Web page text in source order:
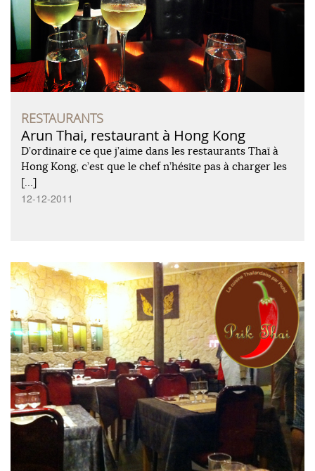
RESTAURANTS
Arun Thai, restaurant à Hong Kong
D’ordinaire ce que j’aime dans les restaurants Thaï à
Hong Kong, c’est que le chef n’hésite pas à charger les
[…]
12-12-2011